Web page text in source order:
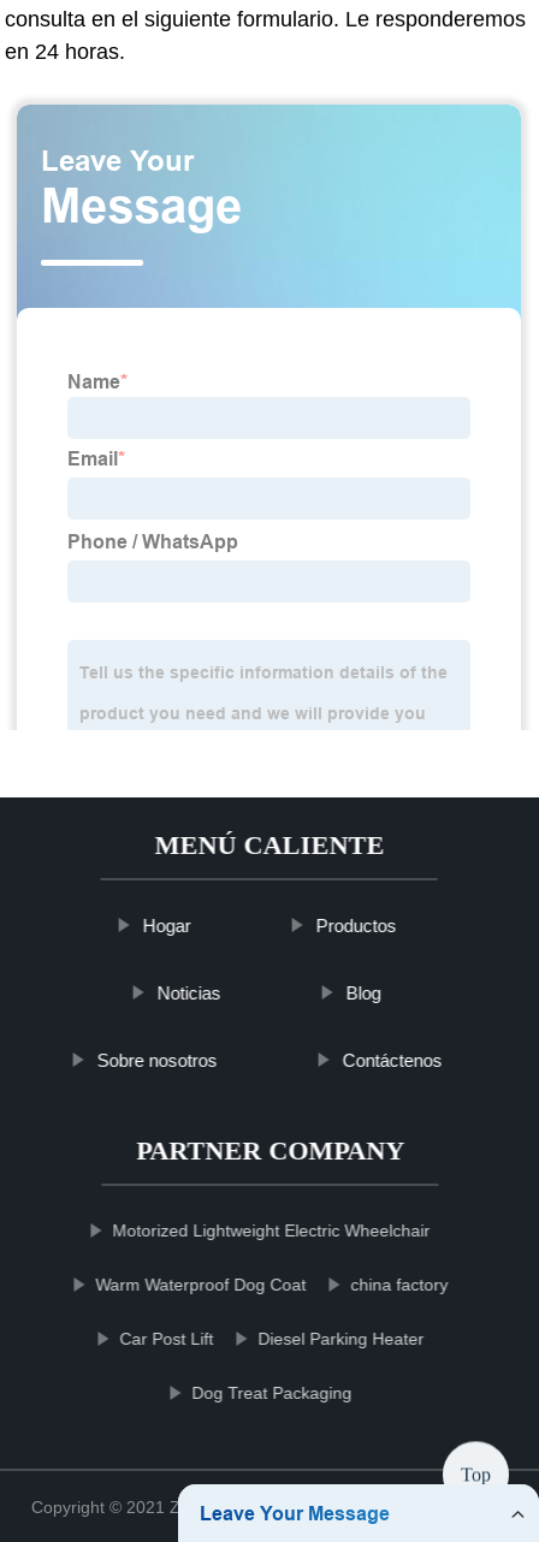
consulta en el siguiente formulario. Le responderemos
en 24 horas.
MENÚ CALIENTE
Hogar Productos
Noticias Blog
Sobre nosotros Contáctenos
PARTNER COMPANY
Motorized Lightweight Electric Wheelchair
Warm Waterproof Dog Coat china factory
Car Post Lift Diesel Parking Heater
Dog Treat Packaging
Copyright © 2021 Zhejiang filterccshop Filter Co., Ltd.
Top